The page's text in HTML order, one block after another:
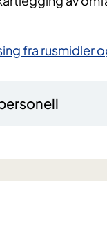
fra rusmidler